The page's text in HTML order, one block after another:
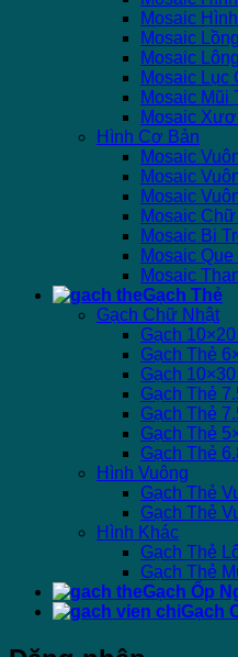
Mosaic
Mosaic
Mosaic
Mosaic Lục
Mosaic Mũi
Mosaic
Hình Cơ Bản
Mosaic
Mosaic
Mosaic
Mosaic
Mosaic Bi
Mosaic
Mosaic
Gạch Thẻ
Gạch Chữ Nhật
Gạch
Gạch Thẻ
Gạch
Gạch Thẻ
Gạch Thẻ
Gạch Thẻ
Gạch Thẻ
Hình Vuông
Gạch Thẻ
Gạch Thẻ
Hình Khác
Gạch Thẻ
Gạch Thẻ
Gạch Ốp
Gạch